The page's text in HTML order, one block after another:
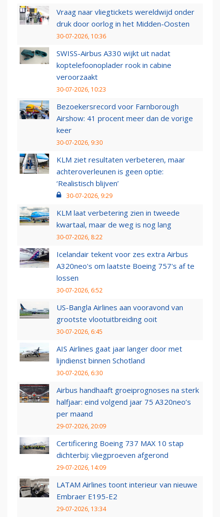
Vraag naar vliegtickets wereldwijd onder
druk door oorlog in het Midden-Oosten
30-07-2026, 10:36
SWISS-Airbus A330 wijkt uit nadat
koptelefoonoplader rook in cabine
veroorzaakt
30-07-2026, 10:23
Bezoekersrecord voor Farnborough
Airshow: 41 procent meer dan de vorige
keer
30-07-2026, 9:30
KLM ziet resultaten verbeteren, maar
achteroverleunen is geen optie:
‘Realistisch blijven’
30-07-2026, 9:29
KLM laat verbetering zien in tweede
kwartaal, maar de weg is nog lang
30-07-2026, 8:22
Icelandair tekent voor zes extra Airbus
A320neo's om laatste Boeing 757's af te
lossen
30-07-2026, 6:52
US-Bangla Airlines aan vooravond van
grootste vlootuitbreiding ooit
30-07-2026, 6:45
AIS Airlines gaat jaar langer door met
lijndienst binnen Schotland
30-07-2026, 6:30
Airbus handhaaft groeiprognoses na sterk
halfjaar: eind volgend jaar 75 A320neo’s
per maand
29-07-2026, 20:09
Certificering Boeing 737 MAX 10 stap
dichterbij: vliegproeven afgerond
29-07-2026, 14:09
LATAM Airlines toont interieur van nieuwe
Embraer E195-E2
29-07-2026, 13:34